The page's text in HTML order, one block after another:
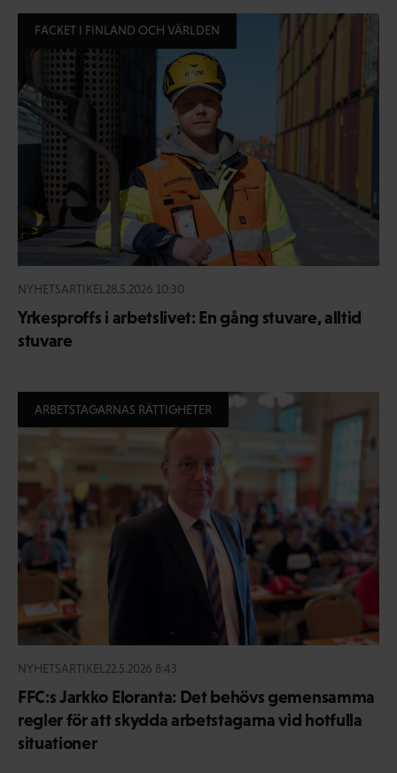
FACKET I FINLAND OCH VÄRLDEN
NYHETSARTIKEL28.5.2026 10:30
Yrkesproffs i arbetslivet: En gång stuvare, alltid
stuvare
ARBETSTAGARNAS RÄTTIGHETER
NYHETSARTIKEL 22.5.2026 8:43
FFC:s Jarkko Eloranta: Det behövs gemensamma
regler för att skydda arbetstagarna vid hotfulla
situationer